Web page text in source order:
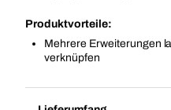
Produktvorteile:
Mehrere Erweiterungen
verknüpfen